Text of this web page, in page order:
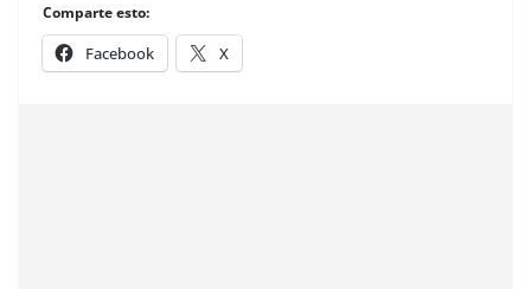
Comparte esto:
Facebook X